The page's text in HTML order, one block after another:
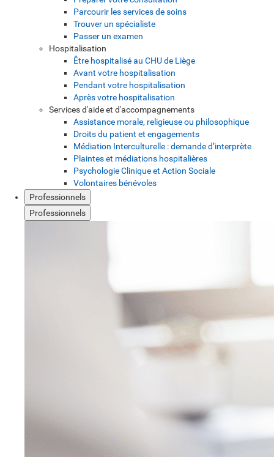
Parcourir les services de soins
Trouver un spécialiste
Passer un examen
Hospitalisation
Être hospitalisé au CHU de Liège
Avant votre hospitalisation
Pendant votre hospitalisation
Après votre hospitalisation
Services d'aide et d'accompagnements
Assistance morale, religieuse ou philosophique
Droits du patient et engagements
Médiation Interculturelle : demande d’interprète
Plaintes et médiations hospitalières
Psychologie Clinique et Action Sociale
Volontaires bénévoles
Professionnels
Professionnels